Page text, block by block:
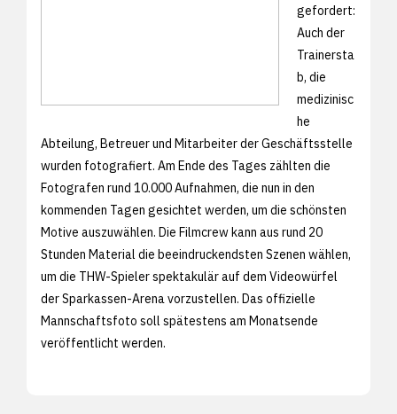
gefordert:
Auch der
Trainersta
b, die
medizinisc
he
Abteilung, Betreuer und Mitarbeiter der Geschäftsstelle
wurden fotografiert. Am Ende des Tages zählten die
Fotografen rund 10.000 Aufnahmen, die nun in den
kommenden Tagen gesichtet werden, um die schönsten
Motive auszuwählen. Die Filmcrew kann aus rund 20
Stunden Material die beeindruckendsten Szenen wählen,
um die THW-Spieler spektakulär auf dem Videowürfel
der Sparkassen-Arena vorzustellen. Das offizielle
Mannschaftsfoto soll spätestens am Monatsende
veröffentlicht werden.